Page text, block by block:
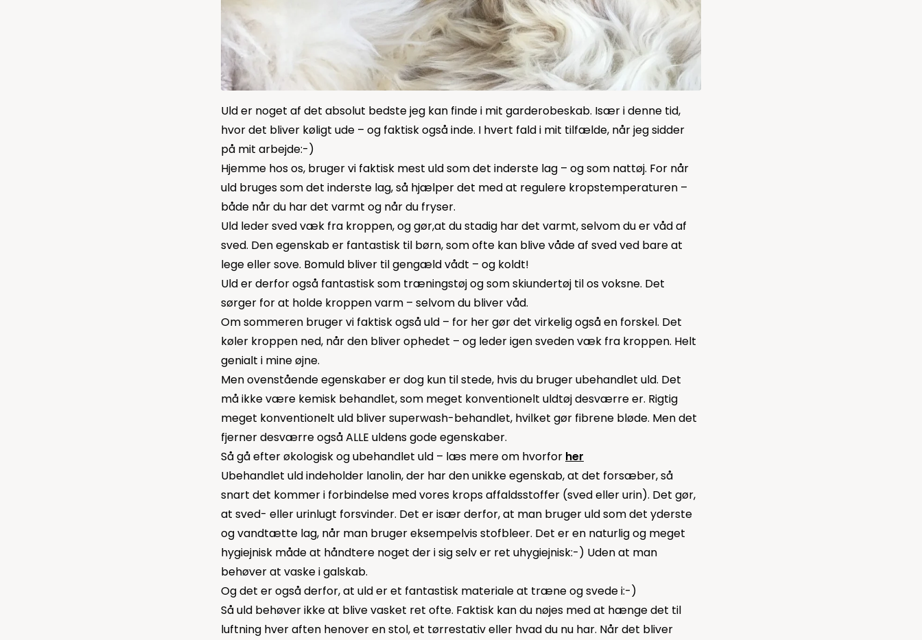
Uld er noget af det absolut bedste jeg kan finde i mit garderobeskab. Især i denne tid,
hvor det bliver køligt ude – og faktisk også inde. I hvert fald i mit tilfælde, når jeg sidder
på mit arbejde:-)
Hjemme hos os, bruger vi faktisk mest uld som det inderste lag – og som nattøj. For når
uld bruges som det inderste lag, så hjælper det med at regulere kropstemperaturen –
både når du har det varmt og når du fryser.
Uld leder sved væk fra kroppen, og gør,at du stadig har det varmt, selvom du er våd af
sved. Den egenskab er fantastisk til børn, som ofte kan blive våde af sved ved bare at
lege eller sove. Bomuld bliver til gengæld vådt – og koldt!
Uld er derfor også fantastisk som træningstøj og som skiundertøj til os voksne. Det
sørger for at holde kroppen varm – selvom du bliver våd.
Om sommeren bruger vi faktisk også uld – for her gør det virkelig også en forskel. Det
køler kroppen ned, når den bliver ophedet – og leder igen sveden væk fra kroppen. Helt
genialt i mine øjne.
Men ovenstående egenskaber er dog kun til stede, hvis du bruger ubehandlet uld. Det
må ikke være kemisk behandlet, som meget konventionelt uldtøj desværre er. Rigtig
meget konventionelt uld bliver superwash-behandlet, hvilket gør fibrene bløde. Men det
fjerner desværre også ALLE uldens gode egenskaber.
Så gå efter økologisk og ubehandlet uld – læs mere om hvorfor her
Ubehandlet uld indeholder lanolin, der har den unikke egenskab, at det forsæber, så
snart det kommer i forbindelse med vores krops affaldsstoffer (sved eller urin). Det gør,
at sved- eller urinlugt forsvinder. Det er især derfor, at man bruger uld som det yderste
og vandtætte lag, når man bruger eksempelvis stofbleer. Det er en naturlig og meget
hygiejnisk måde at håndtere noget der i sig selv er ret uhygiejnisk:-) Uden at man
behøver at vaske i galskab.
Og det er også derfor, at uld er et fantastisk materiale at træne og svede i:-)
Så uld behøver ikke at blive vasket ret ofte. Faktisk kan du nøjes med at hænge det til
luftning hver aften henover en stol, et tørrestativ eller hvad du nu har. Når det bliver